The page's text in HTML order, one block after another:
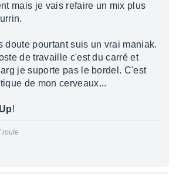
mais je vais refaire un mix plus
doute pourtant suis un vrai maniak.
de travaille c'est du carré et
je suporte pas le bordel. C'est
de mon cerveaux...
Up!
roule